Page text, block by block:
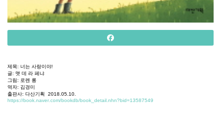
제목: 너는 사랑이야!
글: 맷 데 라 페냐
그림: 로렌 롱
역자: 김경미
출판사: 다산기획
2018.05.10.
https://book.naver.com/bookdb/book_detail.nhn?bid=13587549